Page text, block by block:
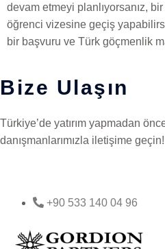
devam etmeyi planlıyorsanız,
öğrenci vizesine geçiş
bir başvuru ve Türk göçmenlik
Bize Ulaşın
Türkiye’de yatırım yapmadan
danışmanlarımızla iletişime geçin!
+90 533 140 04 96